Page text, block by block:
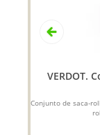
VERDOT.
Conjunto de saca-